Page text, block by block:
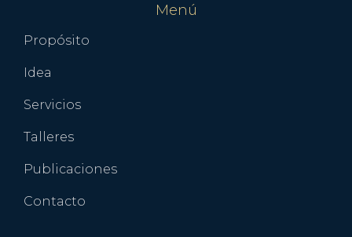
Menú
Propósito
Idea
Servicios
Talleres
Publicaciones
Contacto